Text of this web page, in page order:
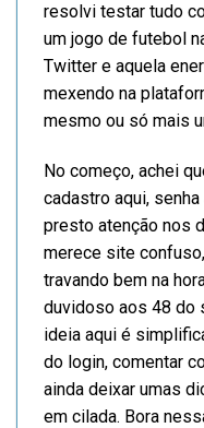
resolvi testar tudo
um jogo de futebol
Twitter e aquela
mexendo na
mesmo ou só mais
No começo, achei
cadastro aqui,
presto atenção nos
merece site
travando bem na
duvidoso aos 48 do
ideia aqui é
do login, comentar
ainda deixar umas
em cilada. Bora